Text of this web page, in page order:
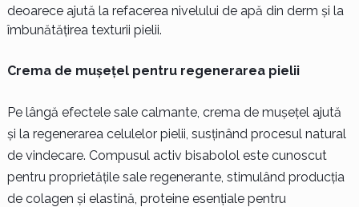
deoarece ajută la refacerea nivelului de apă din derm și la
îmbunătățirea texturii pielii.
Crema de mușețel pentru regenerarea pielii
Pe lângă efectele sale calmante, crema de mușețel ajută
și la regenerarea celulelor pielii, susținând procesul natural
de vindecare. Compusul activ bisabolol este cunoscut
pentru proprietățile sale regenerante, stimulând producția
de colagen și elastină, proteine esențiale pentru